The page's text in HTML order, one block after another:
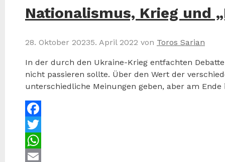
Nationalismus, Krieg und
28. Oktober 20235. April 2022 von Toros Sarian
In der durch den Ukraine-Krieg entfachten
nicht passieren sollte. Über den Wert der
unterschiedliche Meinungen geben, aber am
Facebook
Twitter
WhatsApp